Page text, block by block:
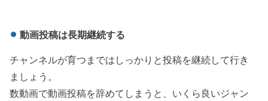
動画投稿は長期継続する
チャンネルが育つまではしっかりと投稿を継続して行き
ましょう。
数動画で動画投稿を辞めてしまうと、いくら良いジャン